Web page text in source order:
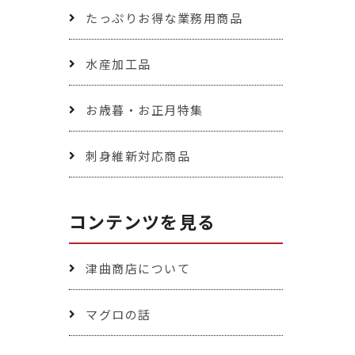
たっぷりお得な業務用商品
水産加工品
お歳暮・お正月特集
刺身維新対応商品
コンテンツを見る
津曲商店について
マグロの話